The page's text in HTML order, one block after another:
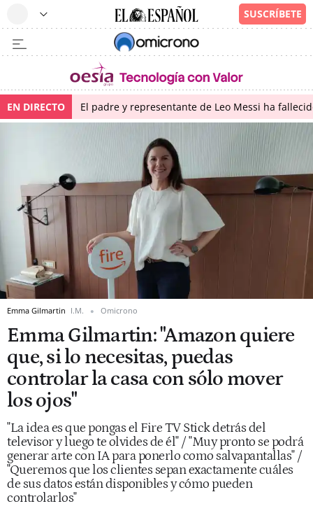
EN DIRECTO El padre y representante de Leo Messi ha
Emma Gilmartin I.M. Omicrono
Emma Gilmartin: "Amazon quiere
que, si lo necesitas, puedas
controlar la casa con sólo mover
los ojos"
"La idea es que pongas el Fire TV Stick detrás del
televisor y luego te olvides de él" / "Muy pronto se podrá
generar arte con IA para ponerlo como salvapantallas" /
"Queremos que los clientes sepan exactamente cuáles
de sus datos están disponibles y cómo pueden
controlarlos"